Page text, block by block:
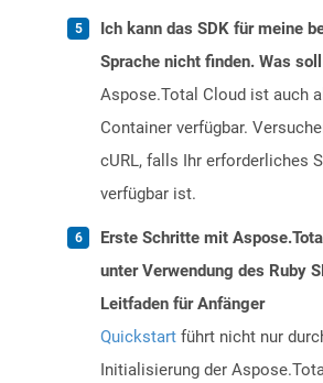
Ich kann das SDK für meine
Sprache nicht finden. Was
Aspose.Total Cloud ist auch
Container verfügbar.
cURL, falls Ihr erforderliches
verfügbar ist.
Erste Schritte mit
unter Verwendung des Ruby
Leitfaden für Anfänger
Quickstart führt nicht nur
Initialisierung der